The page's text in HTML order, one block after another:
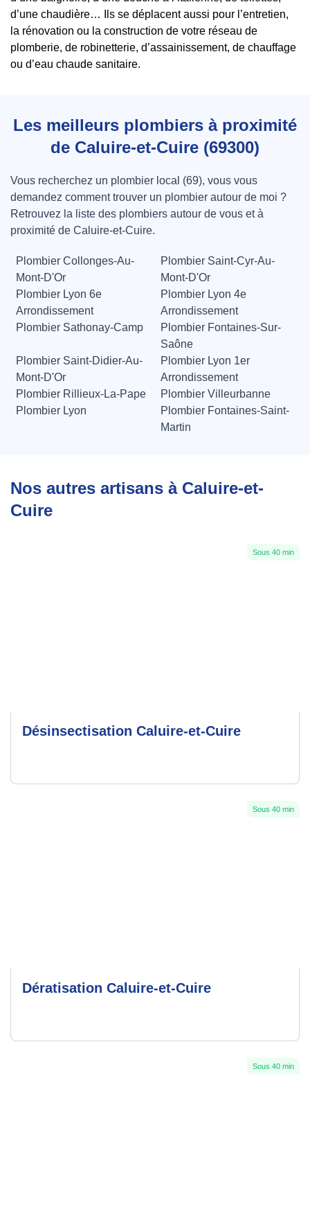
d’une chaudière… Ils se déplacent aussi pour l’entretien,
la rénovation ou la construction de votre réseau de
plomberie, de robinetterie, d’assainissement, de chauffage
ou d’eau chaude sanitaire.
Les meilleurs plombiers à proximité
de Caluire-et-Cuire (69300)
Vous recherchez un plombier local (69), vous vous
demandez comment trouver un plombier autour de moi ?
Retrouvez la liste des plombiers autour de vous et à
proximité de Caluire-et-Cuire.
Plombier Collonges-Au-
Mont-D'Or
Plombier Saint-Cyr-Au-
Mont-D'Or
Plombier Lyon 6e
Arrondissement
Plombier Lyon 4e
Arrondissement
Plombier Sathonay-Camp
Plombier Fontaines-Sur-
Saône
Plombier Saint-Didier-Au-
Mont-D'Or
Plombier Lyon 1er
Arrondissement
Plombier Rillieux-La-Pape
Plombier Villeurbanne
Plombier Lyon
Plombier Fontaines-Saint-
Martin
Nos autres artisans à Caluire-et-
Cuire
Sous 40 min
Désinsectisation Caluire-et-Cuire
Sous 40 min
Dératisation Caluire-et-Cuire
Sous 40 min